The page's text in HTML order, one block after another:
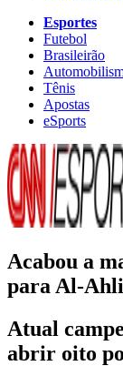
Esportes
Futebol
Brasileirão
Tênis
Apostas
eSports
Acabou a
para Al-Ahli
Atual
abrir oito